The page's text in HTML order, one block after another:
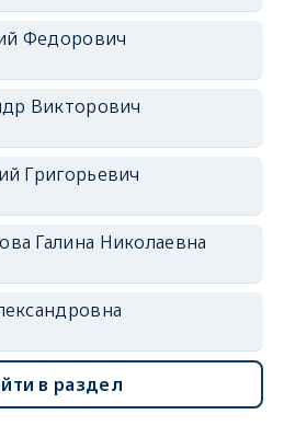
Федорович
Викторович
Григорьевич
Галина Николаевна
в раздел